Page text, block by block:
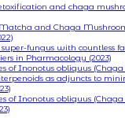
and chaga
and Chaga
fungus with countless
in Pharmacology (2023)
of Inonotus obliquus (Chaga
as adjuncts to
of Inonotus obliquus